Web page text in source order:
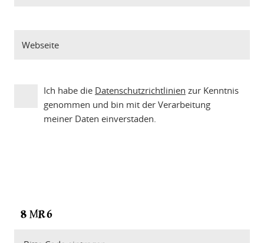
Ich habe die Datenschutzrichtlinien zur Kenntnis
genommen und bin mit der Verarbeitung
meiner Daten einverstaden.